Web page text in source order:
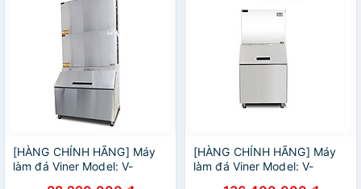
[HÀNG CHÍNH HÃNG] Máy
làm đá Viner Model: V-
[HÀNG CHÍNH HÃNG] Máy
làm đá Viner Model: V-